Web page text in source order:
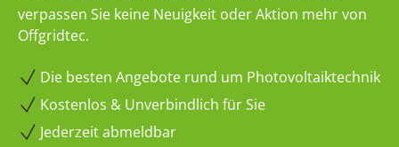
verpassen Sie keine Neuigkeit oder Aktion mehr von
Offgridtec.
Die besten Angebote rund um Photovoltaiktechnik
Kostenlos & Unverbindlich für Sie
Jederzeit abmeldbar